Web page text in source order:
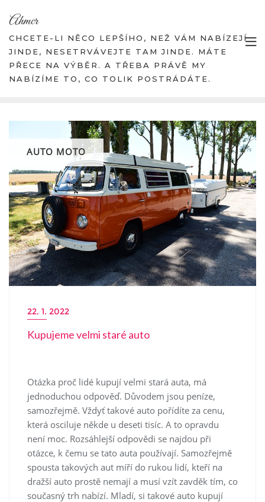
content
Ahmcr
CHCETE-LI NĚCO LEPŠÍHO, NEŽ VÁM NABÍZEJÍ
JINDE, NESETRVÁVEJTE TAM JINDE. MÁTE
PŘECE NA VÝBĚR. A TŘEBA PRÁVĚ MY
NABÍZÍME TO, CO TOLIK POSTRÁDÁTE.
AUTO MOTO
22. 1. 2022
Kupujeme velmi staré auto
Otázka proč lidé kupují velmi stará auta, má
jednoduchou odpověď. Důvodem jsou peníze,
samozřejmě. Vždyť takové auto pořídíte za cenu,
která osciluje někde u deseti tisíc. A to opravdu
není moc. Rozsáhlejší odpovědi se najdou při
otázce, k čemu se tato auta používají. Samozřejmě
spousta takových aut míří do rukou lidí, kteří na
dražší auto prostě nemají a musí vzít zavděk tím, co
současný trh nabízí. Mladí, si takové auto kupují